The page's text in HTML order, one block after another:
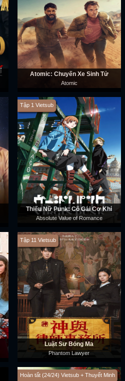
Atomic: Chuyến Xe Sinh Tử
Atomic
Tập 1 Vietsub
Thiếu Nữ Punk: Cô Gái Cơ Khí
Absolute Value of Romance
Tập 11 Vietsub
Luật Sư Bóng Ma
Phantom Lawyer
Hoàn tất (24/24) Vietsub + Thuyết Minh